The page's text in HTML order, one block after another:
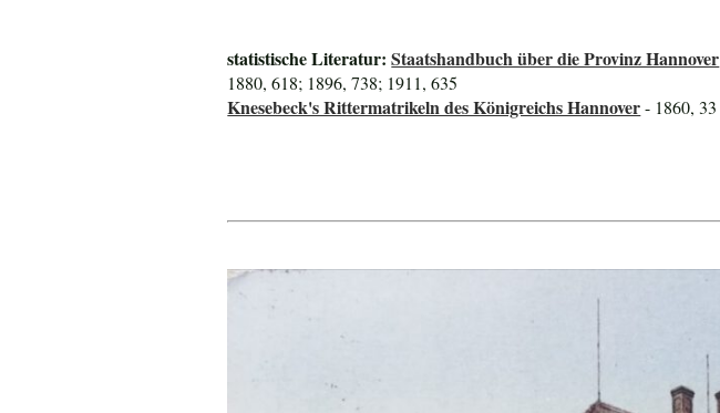
statistische Literatur:Staatshandbuch über die Provinz Hannover
1880, 618; 1896, 738; 1911, 635
Knesebeck's Rittermatrikeln des Königreichs Hannover- 1860, 33